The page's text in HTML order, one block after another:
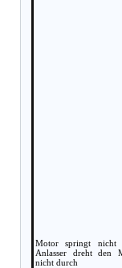
Motor springt
Anlasser dreht den
nicht durch